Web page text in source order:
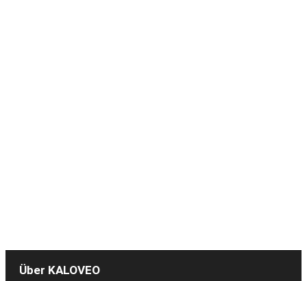
Über KALOVEO